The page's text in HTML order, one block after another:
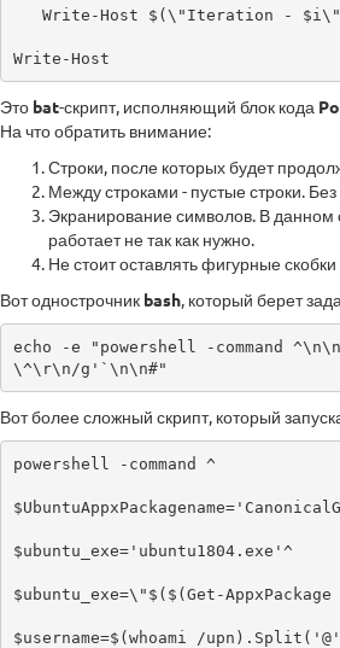
Write-Host
Это bat-скрипт, исполняющий блок кода
На что обратить внимание:
Строки, после которых будет
Между строками - пустые строки.
Экранирование символов. В данном
работает не так как нужно.
Не стоит оставлять фигурные
Вот однострочник bash, который берет
echo -e "powershell -
\^\r\n/g'`\n\n#"
Вот более сложный скрипт, который
powershell -command ^
$ubuntu_exe='ubuntu1804.exe'^
$ubuntu_exe=\"$($(Get-
$username=$(whoami /